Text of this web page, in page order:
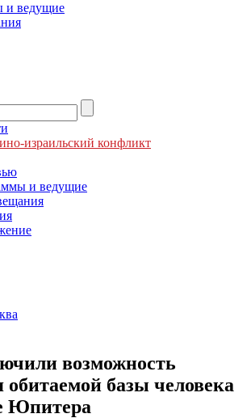
и ведущие
израильский конфликт
и ведущие
возможность
базы человека
Юпитера